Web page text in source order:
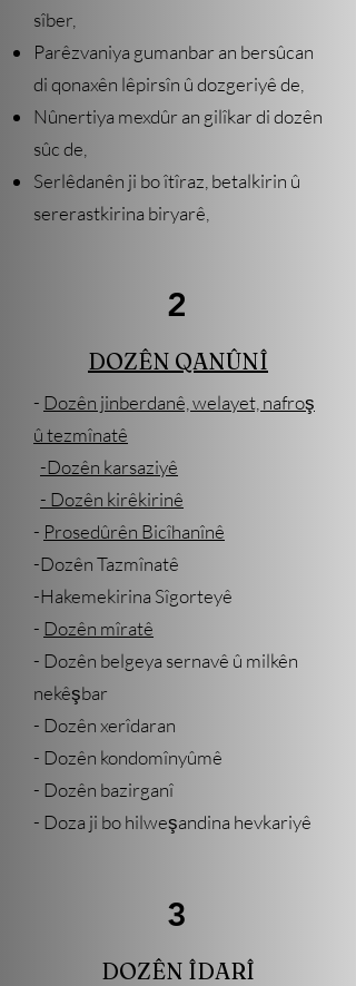
sîber,
Parêzvaniya gumanbar an bersûcan
di qonaxên lêpirsîn û dozgeriyê de,
Nûnertiya mexdûr an gilîkar di dozên
sûc de,
Serlêdanên ji bo îtîraz, betalkirin û
sererastkirina biryarê,
2
DOZÊN QANÛNÎ
- Dozên jinberdanê, welayet, nafroş
û tezmînatê
-Dozên karsaziyê
- Dozên kirêkirinê
- Prosedûrên Bicîhanînê
-Dozên Tazmînatê
-Hakemekirina Sîgorteyê
- Dozên mîratê
- Dozên belgeya sernavê û milkên
nekêşbar
- Dozên xerîdaran
- Dozên kondomînyûmê
- Dozên bazirganî
- Doza ji bo hilweşandina hevkariyê
3
DOZÊN ÎDARÎ